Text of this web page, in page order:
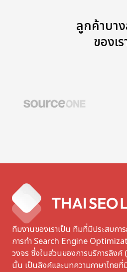
ลูกค้าบา
ของเร
ทีมงานของเราเป็น ทีมที่มีประสบกา
การทำ Search Engine
วงจร ซึ่งในส่วนของการบริการลิงค์
นั้น เป็นลิงค์และบทความภาษาไทยที่